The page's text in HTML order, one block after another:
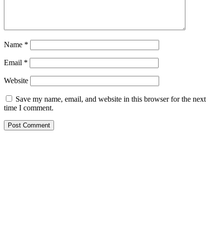
Name *
Email *
Website
Save my name, email, and website in this browser for the next
time I comment.